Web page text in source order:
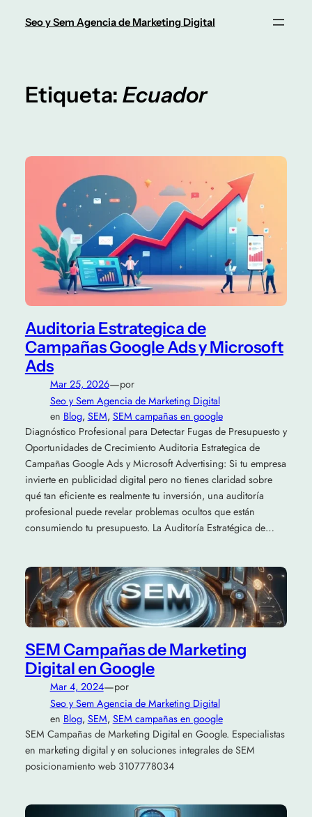
Seo y Sem Agencia de Marketing Digital
Etiqueta: Ecuador
Auditoria Estrategica de
Campañas Google Ads y Microsoft
Ads
Mar 25, 2026—por
Seo y Sem Agencia de Marketing Digital
en Blog, SEM, SEM campañas en google
Diagnóstico Profesional para Detectar Fugas de Presupuesto y
Oportunidades de Crecimiento Auditoria Estrategica de
Campañas Google Ads y Microsoft Advertising: Si tu empresa
invierte en publicidad digital pero no tienes claridad sobre
qué tan eficiente es realmente tu inversión, una auditoría
profesional puede revelar problemas ocultos que están
consumiendo tu presupuesto. La Auditoría Estratégica de…
SEM Campañas de Marketing
Digital en Google
Mar 4, 2024—por
Seo y Sem Agencia de Marketing Digital
en Blog, SEM, SEM campañas en google
SEM Campañas de Marketing Digital en Google. Especialistas
en marketing digital y en soluciones integrales de SEM
posicionamiento web 3107778034